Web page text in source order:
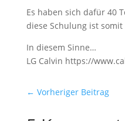
Es haben sich dafür 40
diese Schulung ist
In diesem Sinne…
LG Calvin https://
← Vorheriger Beitrag